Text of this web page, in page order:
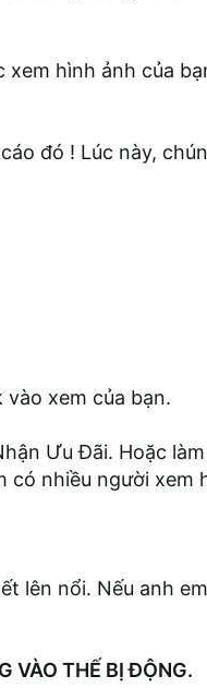
hình ảnh của
đó ! Lúc này,
xem của bạn.
Ưu Đãi. Hoặc
có nhiều người xem
lên nổi. Nếu anh
VÀO THẾ BỊ ĐỘNG.